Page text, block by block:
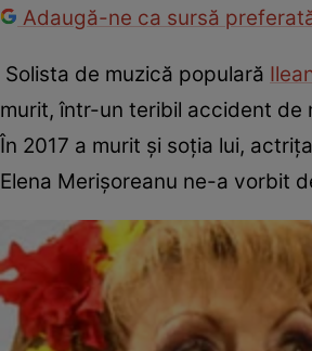
Adaugă-ne ca sursă
Solista de muzică populară
murit, într-un teribil accident de
În 2017 a murit și soția lui,
Elena Merișoreanu ne-a vorbit